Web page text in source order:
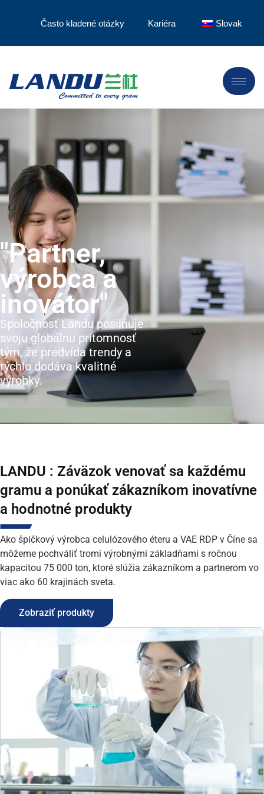
Často kladené otázky Kariéra Slovak
"Partner,
výrobca a
inovátor"
Spoločnosť Landu posilňuje
svoju globálnu prítomnosť
tým, že predvída trendy a
rýchlo dodáva kvalitné
výrobky.
LANDU : Záväzok venovať sa každému
gramu a ponúkať zákazníkom inovatívne
a hodnotné produkty
Ako špičkový výrobca celulózového éteru a VAE RDP v Číne sa
môžeme pochváliť tromi výrobnými základňami s ročnou
kapacitou 75 000 ton, ktoré slúžia zákazníkom a partnerom vo
viac ako 60 krajinách sveta.
Zobraziť produkty